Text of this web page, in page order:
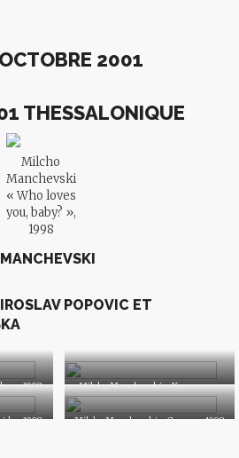
2001
THESSALONIQUE
Milcho
Manchevski
« Who loves
you, baby? »,
1998
POPOVIC ET
», 1998
Milcho Manchevski « Kumanovo,
Sunday, Weeding », 1998
», 1998
Milcho Manchevski « Green », 1998